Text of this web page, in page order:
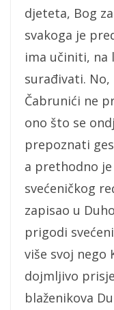
djeteta, Bog
svakoga je
ima učiniti, na
surađivati. No,
Čabrunići ne
ono što se
prepoznati
a prethodno
svećeničkog
zapisao u
prigodi
više svoj nego
dojmljivo
blaženikova